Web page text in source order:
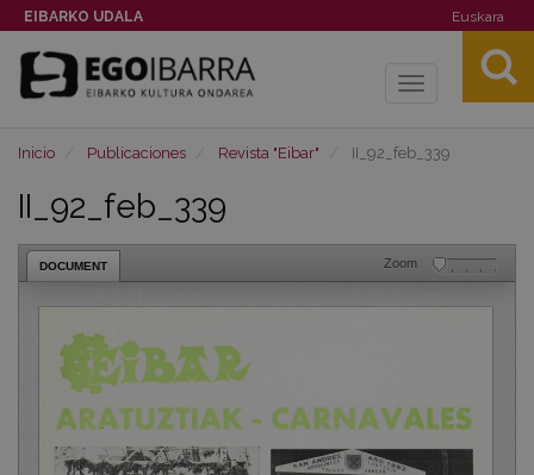
EIBARKO UDALA Euskara
Toggle
Inicio Publicaciones Revista "Eibar" II_92_feb_339
II_92_feb_339
DOCUMENT Zoom